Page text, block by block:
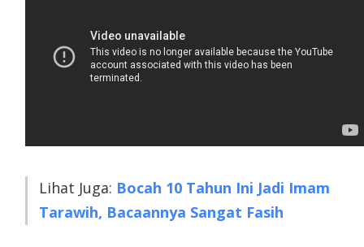
Lihat Juga: Bocah 10 Tahun Ini Jadi Imam
Tarawih, Bacaannya Sangat Fasih